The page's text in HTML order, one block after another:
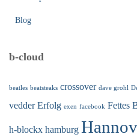
Blog
b-cloud
beatles beatsteaks crossover dave grohl
vedder Erfolg exen facebook Fettes
h-blockx hamburg